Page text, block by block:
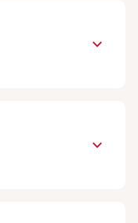
keyboard_arrow_down
keyboard_arrow_down